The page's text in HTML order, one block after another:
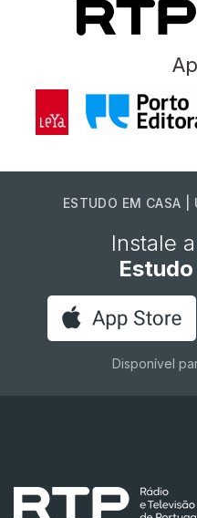
ESTUDO EM CASA |
Instale
Estudo
Disponível